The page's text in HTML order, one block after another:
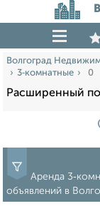
Волгоград
3‑комнатные
0
Расширенный
Аренда
объявлений в